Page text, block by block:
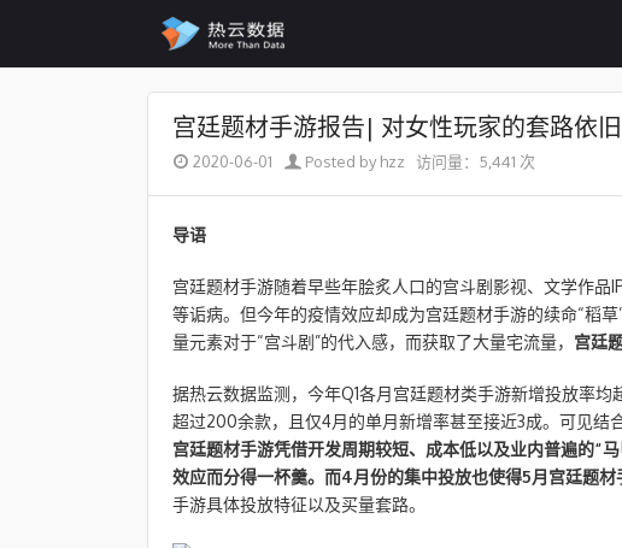
Skip to content
宫廷题材手游报告| 对女性玩家的套路依
2020-06-01 Posted by hzz 访问量：5,441 次
导语
宫廷题材手游随着早些年脍炙人口的宫斗剧影视、文学作品
等诟病。但今年的疫情效应却成为宫廷题材手游的续命“稻
量元素对于“宫斗剧”的代入感，而获取了大量宅流量， 宫廷
据热云数据监测，今年Q1各月宫廷题材类手游新增投放率
超过200余款，且仅4月的单月新增率甚至接近3成。可见结
宫廷题材手游凭借开发周期较短、成本低以及业内普遍的“
效应而分得一杯羹。而4月份的集中投放也使得5月宫廷题材
手游具体投放特征以及买量套路。